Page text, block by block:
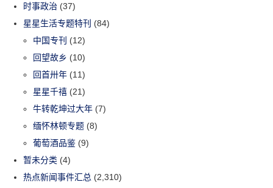
时事政治 (37)
星星生活专题特刊 (84)
中国专刊 (12)
回望故乡 (10)
回首卅年 (11)
星星千禧 (21)
牛转乾坤过大年 (7)
缅怀林顿专题 (8)
葡萄酒品鉴 (9)
暂未分类 (4)
热点新闻事件汇总 (2,310)